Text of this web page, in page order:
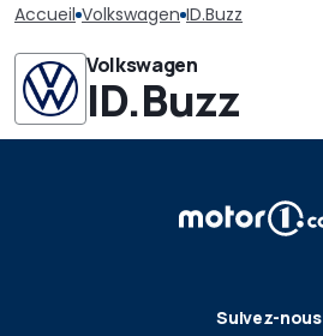
Accueil Volkswagen ID.Buzz
Volkswagen
ID.Buzz
Suivez-nous